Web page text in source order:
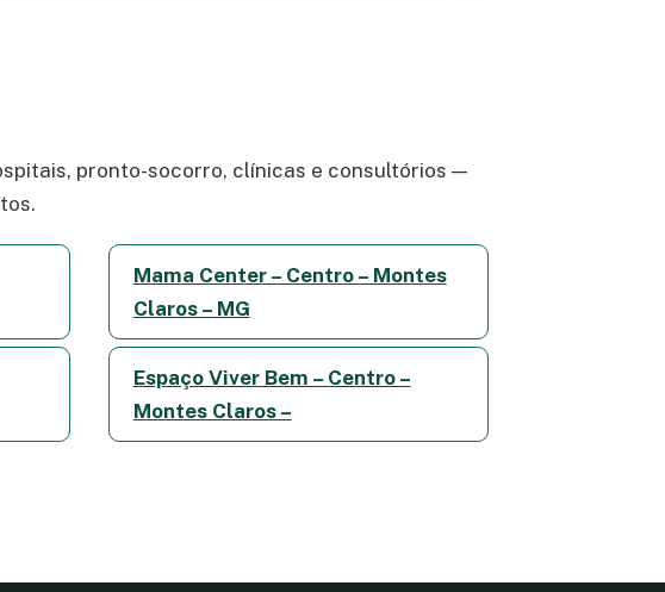
pronto-socorro, clínicas e consultórios —
Mama Center – Centro – Montes
Claros – MG
Espaço Viver Bem – Centro –
Montes Claros –